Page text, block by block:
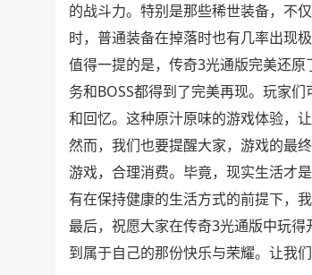
的战斗力。特别是那些稀世装备，不
时，普通装备在掉落时也有几率出现
值得一提的是，传奇3光通版完美还
务和BOSS都得到了完美再现。玩家
和回忆。这种原汁原味的游戏体验，
然而，我们也要提醒大家，游戏的最
游戏，合理消费。毕竟，现实生活才
有在保持健康的生活方式的前提下，
最后，祝愿大家在传奇3光通版中玩
到属于自己的那份快乐与荣耀。让我